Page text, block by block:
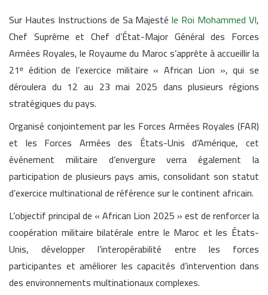
Sur Hautes Instructions de Sa Majestéle Roi Mohammed VI,
Chef Suprême et Chef d’État-Major Général des Forces
Armées Royales, le Royaume du Maroc s’apprête à accueillir la
21ᵉ édition de l’exercice militaire « African Lion », qui se
déroulera du 12 au 23 mai 2025 dans plusieurs régions
stratégiques du pays.
Organisé conjointement par les Forces Armées Royales (FAR)
et les Forces Armées des États-Unis d’Amérique, cet
événement militaire d’envergure verra également la
participation de plusieurs pays amis, consolidant son statut
d’exercice multinational de référence sur le continent africain.
L’objectif principal de « African Lion 2025 » est de renforcer la
coopération militaire bilatérale entre le Maroc et les États-
Unis, développer l’interopérabilité entre les forces
participantes et améliorer les capacités d’intervention dans
des environnements multinationaux complexes.